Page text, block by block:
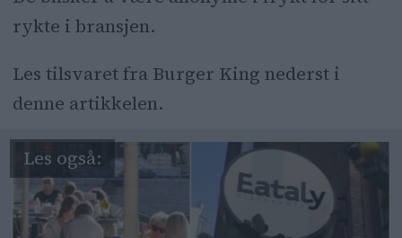
rykte i bransjen.
Les tilsvaret fra Burger King nederst i
denne artikkelen.